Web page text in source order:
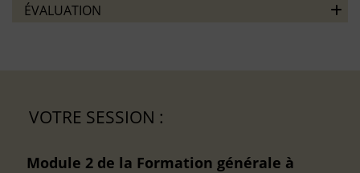
ÉVALUATION
VOTRE SESSION :
Module 2 de la Formation générale à